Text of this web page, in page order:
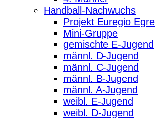
Handball-Nachwuchs
Projekt Euregio
Mini-Gruppe
gemischte E-Jugend
männl. D-Jugend
männl. C-Jugend
männl. B-Jugend
männl. A-Jugend
weibl. E-Jugend
weibl. D-Jugend